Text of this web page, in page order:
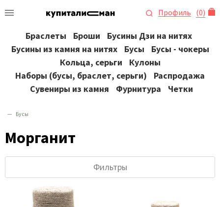
Профиль (0)
Браслеты Броши
Бусины Дзи на нитях
Бусины из камня на нитях
Бусы
Бусы - чокеры
Кольца, серьги
Кулоны
Наборы (бусы, браслет, серьги)
Распродажа
Сувениры из камня
Фурнитура Четки
Бусы
Морганит
Фильтры